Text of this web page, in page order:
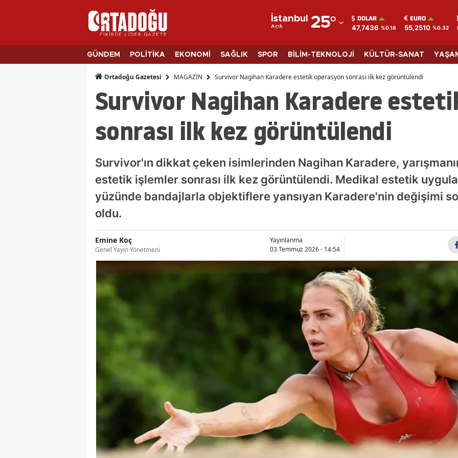
İstanbul
Açık 25°
Adana
Adıyaman
Afyonkarahisar
Ağrı
Ankara
Antalya
Artvin
Aydın
Bilecik
Bingöl
Bitlis
Bolu
Burdur
Bursa
Çanakkale
Çankırı
Çorum
Denizli
Diyarbakır
DOLAR
47,7436 %0.18
EURO
55,2510 %0.32
GÜNDEM POLİTİKA EKONOMİ SAĞLIK SPOR BİLİM-TEKNOLOJİ KÜLTÜR-SANAT
Ortadoğu Gazetesi MAGAZİN Survivor Nagihan Karadere estetik operasyon sonrası ilk kez görüntülendi
Survivor Nagihan Karadere
sonrası ilk kez görüntülendi
Survivor'ın dikkat çeken isimlerinden Nagihan Karadere,
estetik işlemler sonrası ilk kez görüntülendi. Medikal estetik
yüzünde bandajlarla objektiflere yansıyan Karadere'nin değişimi
oldu.
Emine Koç
Genel Yayın Yönetmeni
Yayınlanma
03 Temmuz 2026 - 14:54
Efe Mandıracı
kimdir, kaç yaşında
ve nereli?
Galatasaray'a y...
Yeni Parti
anketinde
yüzde kaç,
sırad...